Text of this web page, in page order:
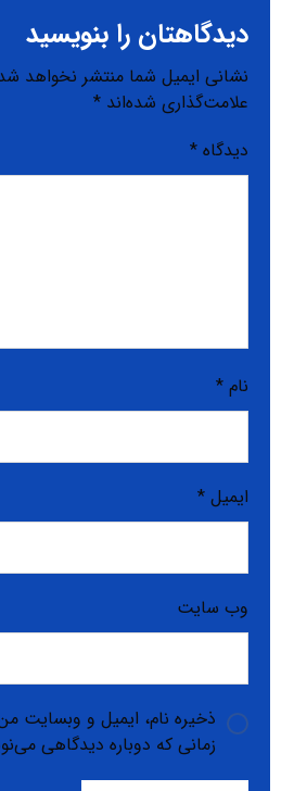
دیدگاهتان را بنویسید
نشانی ایمیل شما منتشر نخواهد
علامت‌گذاری شده‌اند*
دیدگاه*
نام*
ایمیل*
وب‌ سایت
ذخیره نام، ایمیل و وبسایت
زمانی که دوباره دیدگاهی